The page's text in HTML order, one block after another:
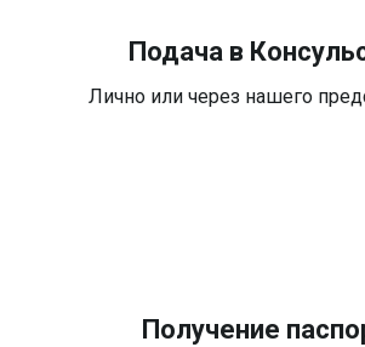
Подача в
Лично или через нашего
Получение